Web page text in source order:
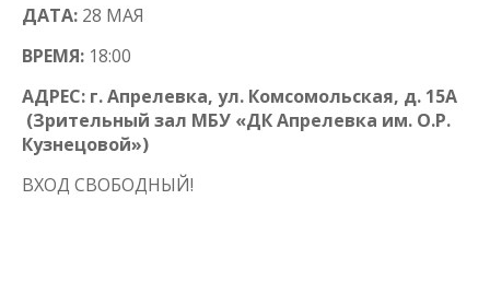
ДАТА: 28 МАЯ
ВРЕМЯ: 18:00
АДРЕС: г. Апрелевка, ул. Комсомольская, д. 15А
(Зрительный зал МБУ «ДК Апрелевка им. О.Р.
Кузнецовой»)
ВХОД СВОБОДНЫЙ!